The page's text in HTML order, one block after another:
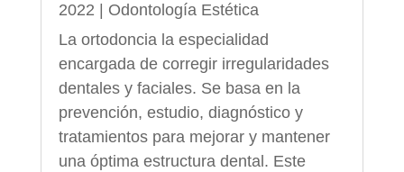
2022
Odontología Estética
La ortodoncia la especialidad
encargada de corregir irregularidades
dentales y faciales. Se basa en la
prevención, estudio, diagnóstico y
tratamientos para mejorar y mantener
una óptima estructura dental. Este